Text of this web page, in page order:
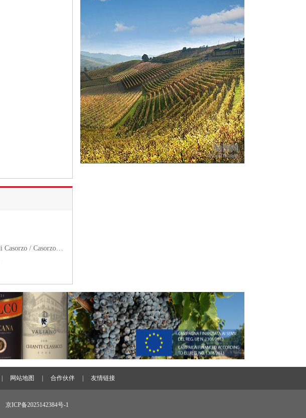
Malvasia di Casorzo d’Asti / Malvasia di Casorzo / Casorzo DOC
网站地图 合作伙伴 友情链接
京ICP备2025142384号-1